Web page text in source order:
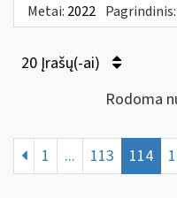
Metai: 2022 Pagrindinis:
20 Įrašų(-ai)
Rodoma
1 ... 113 114